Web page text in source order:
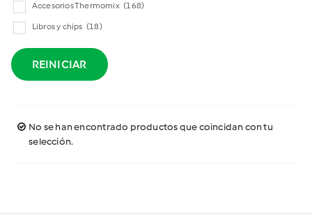
Accesorios Thermomix (168)
Libros y chips (18)
REINICIAR
No se han encontrado productos que coincidan con tu
selección.